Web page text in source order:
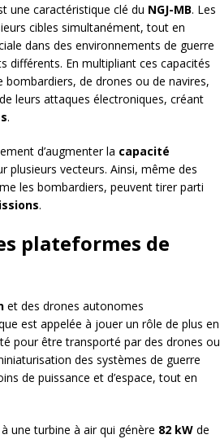
une caractéristique clé du NGJ-MB. Les
cibles simultanément, tout en
dans des environnements de guerre
différents. En multipliant ces capacités
bombardiers, de drones ou de navires,
leurs attaques électroniques, créant
.
d’augmenter la capacité
plusieurs vecteurs. Ainsi, même des
les bombardiers, peuvent tirer parti
.
plateformes de
et des drones autonomes
est appelée à jouer un rôle de plus en
pour être transporté par des drones ou
des systèmes de guerre
de puissance et d’espace, tout en
une turbine à air qui génère 82 kW de